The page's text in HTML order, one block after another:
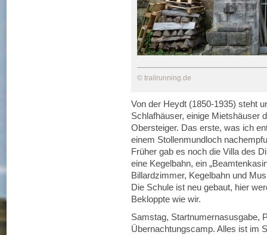
© trailrunning.de
Von der Heydt (1850-1935) steht
Schlafhäuser, einige Mietshäuser
Obersteiger. Das erste, was ich
einem Stollenmundloch
Früher gab es noch die Villa des
eine Kegelbahn, ein
Billardzimmer, Kegelbahn und
Die Schule ist neu gebaut, hier
Bekloppte wie wir.
Samstag, Startnumernasusgabe,
Übernachtungscamp. Alles ist im